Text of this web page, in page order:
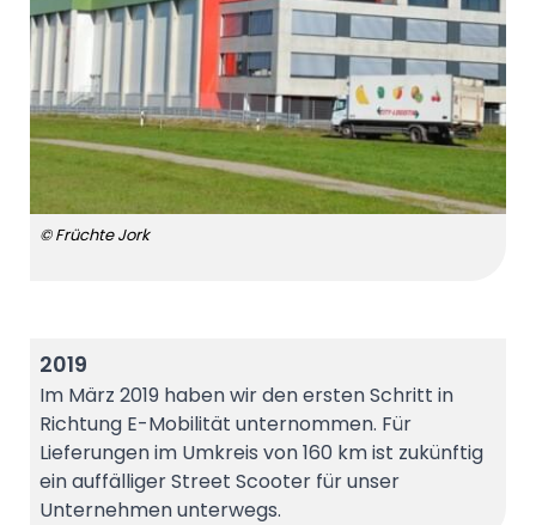
© Früchte Jork
2019
Im März 2019 haben wir den ersten Schritt in
Richtung E-Mobilität unternommen. Für
Lieferungen im Umkreis von 160 km ist zukünftig
ein auffälliger Street Scooter für unser
Unternehmen unterwegs.